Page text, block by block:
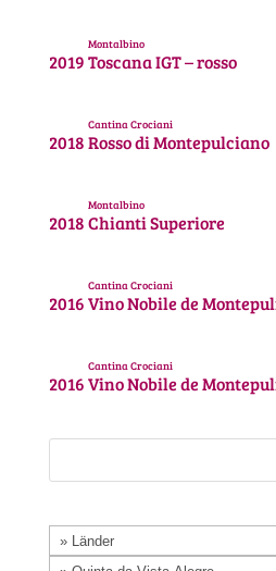
2019
Montalbino
Toscana IGT – rosso
2018
Cantina Crociani
Rosso di Montepulciano
2018
Montalbino
Chianti Superiore
2016
Cantina Crociani
Vino Nobile de
2016
Cantina Crociani
Vino Nobile de